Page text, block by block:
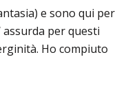
e sono qui per
per questi
Ho compiuto